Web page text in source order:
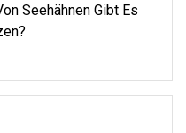
Seehähnen Gibt Es